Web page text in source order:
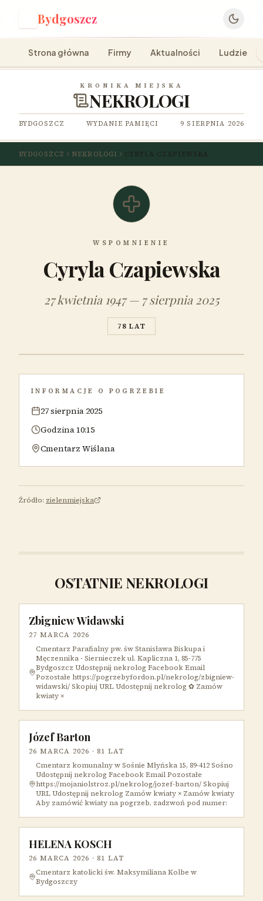
Bydgoszcz
Strona główna Firmy Aktualności Ludzie
KRONIKA MIEJSKA
NEKROLOGI
BYDGOSZCZ WYDANIE PAMIĘCI 9 SIERPNIA 2026
BYDGOSZCZ NEKROLOGI CYRYLA CZAPIEWSKA
WSPOMNIENIE
Cyryla Czapiewska
27 kwietnia 1947 — 7 sierpnia 2025
78 LAT
INFORMACJE O POGRZEBIE
27 sierpnia 2025
Godzina 10:15
Cmentarz Wiślana
Źródło: zielenmiejska
OSTATNIE NEKROLOGI
Zbigniew Widawski
27 MARCA 2026
Cmentarz Parafialny pw. św Stanisława Biskupa i
Męczennika - Siernieczek ul. Kapliczna 1, 85-775
Bydgoszcz Udostępnij nekrolog Facebook Email
Pozostałe https://pogrzebyfordon.pl/nekrolog/zbigniew-
widawski/ Skopiuj URL Udostępnij nekrolog ✿ Zamów
kwiaty ×
Józef Barton
26 MARCA 2026 · 81 LAT
Cmentarz komunalny w Sośnie Młyńska 15, 89-412 Sośno
Udostępnij nekrolog Facebook Email Pozostałe
https://mojaniolstroz.pl/nekrolog/jozef-barton/ Skopiuj
URL Udostępnij nekrolog Zamów kwiaty × Zamów kwiaty
Aby zamówić kwiaty na pogrzeb, zadzwoń pod numer:
HELENA KOSCH
26 MARCA 2026 · 81 LAT
Cmentarz katolicki św. Maksymiliana Kolbe w
Bydgoszczy